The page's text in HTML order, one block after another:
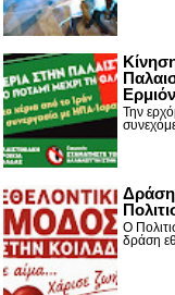
Την
Δράση
Ο
δράση